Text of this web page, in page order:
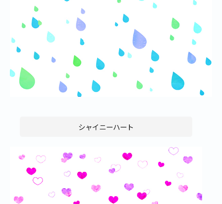
シャイニーハート